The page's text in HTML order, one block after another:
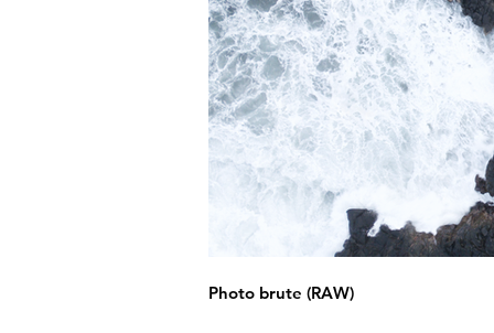
Photo brute (RAW)